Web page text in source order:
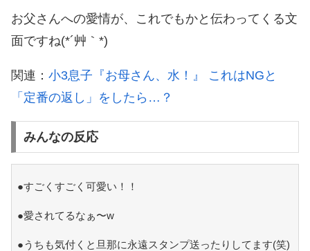
お父さんへの愛情が、これでもかと伝わってくる文
面ですね(*´艸｀*)
関連： 小3息子『お母さん、水！』 これはNGと
「定番の返し」をしたら…？
みんなの反応
●すごくすごく可愛い！！
●愛されてるなぁ〜w
●うちも気付くと旦那に永遠スタンプ送ったりしてます(笑)